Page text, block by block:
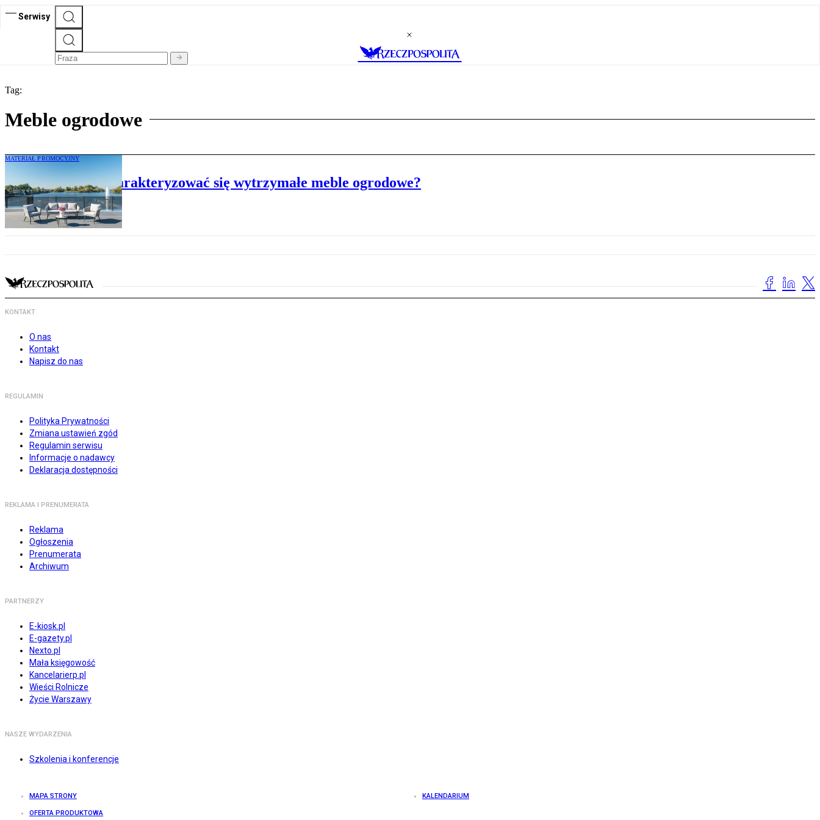
Serwisy
Tag:
Meble ogrodowe
MATERIAŁ PROMOCYJNY
Czym powinny charakteryzować się wytrzymałe meble ogrodowe?
KONTAKT
O nas
Kontakt
Napisz do nas
REGULAMIN
Polityka Prywatności
Zmiana ustawień zgód
Regulamin serwisu
Informacje o nadawcy
Deklaracja dostępności
REKLAMA I PRENUMERATA
Reklama
Ogłoszenia
Prenumerata
Archiwum
PARTNERZY
E-kiosk.pl
E-gazety.pl
Nexto.pl
Mała księgowość
Kancelarierp.pl
Wieści Rolnicze
Życie Warszawy
NASZE WYDARZENIA
Szkolenia i konferencje
MAPA STRONY KALENDARIUM
OFERTA PRODUKTOWA